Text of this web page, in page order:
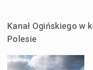
Kanał Ogińskiego w
Polesie